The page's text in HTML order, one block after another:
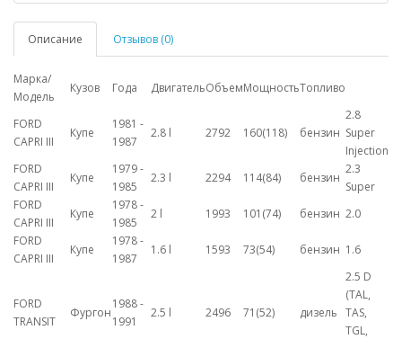
Описание Отзывов (0)
Марка/
Модель
Кузов Года ДвигательОбъемМощностьТопливо
FORD
CAPRI III
Купе
1981 -
1987
2.8 l 2792 160(118) бензин
2.8
Super
Injection
FORD
CAPRI III
Купе
1979 -
1985
2.3 l 2294 114(84) бензин
2.3
Super
FORD
CAPRI III
Купе
1978 -
1985
2 l 1993 101(74) бензин 2.0
FORD
CAPRI III
Купе
1978 -
1987
1.6 l 1593 73(54) бензин 1.6
FORD
TRANSIT
Фургон
1988 -
1991
2.5 l 2496 71(52) дизель
2.5 D
(TAL,
TAS,
TGL,